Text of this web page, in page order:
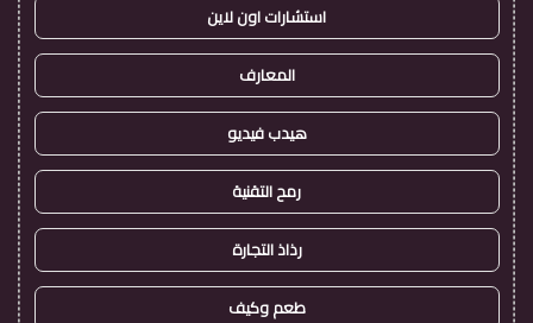
استشارات اون لاين
المعارف
هيدب فيديو
رمح التقنية
رذاذ التجارة
طعم وكيف